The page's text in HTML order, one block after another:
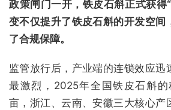
政策闸门一开，铁皮石斛正式获得
变不仅提升了铁皮石斛的开发空间
了合规保障。
监管放行后，产业端的连锁效应迅
最激烈，2025年全国铁皮石斛
亩，浙江、云南、安徽三大核心产